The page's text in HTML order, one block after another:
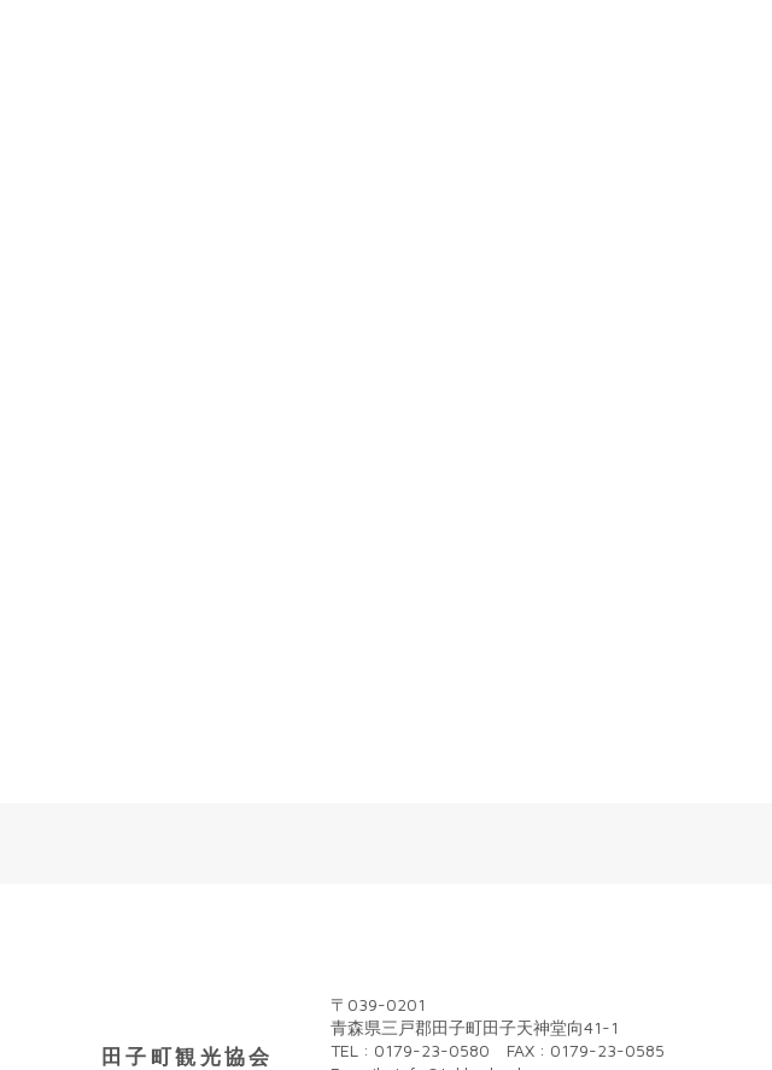
田子町観光協会
〒039-0201
青森県三戸郡田子町田子天神堂向41-1
TEL : 0179-23-0580 FAX : 0179-23-0585